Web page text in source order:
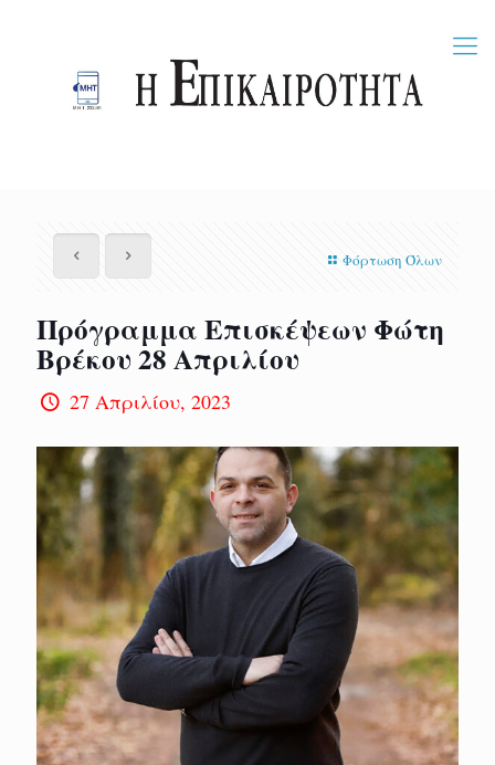
Φόρτωση Όλων
Πρόγραμμα Επισκέψεων Φώτη
Βρέκου 28 Απριλίου
27 Απριλίου, 2023